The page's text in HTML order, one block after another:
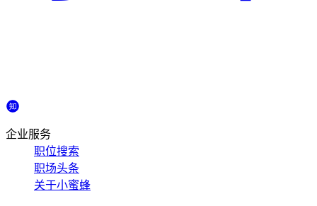
企业服务
职位搜索
职场头条
关于小蜜蜂